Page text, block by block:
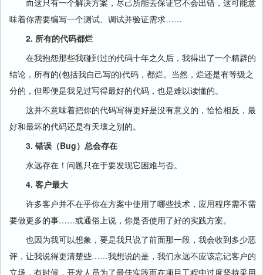
而这只有一个解决方案，尽己所能去保证它不会出错，这可能意
味着你需要编写一个测试、调试并验证需求……
2. 所有的代码都烂
在我抱怨那些我碰到过的代码十年之久后，我得出了一个精辟的
结论，所有的(包括我自己写的)代码，都烂。当然，烂还是有等级之
分的，但即便是我见过写得最好的代码，也是难以读懂的。
这并不意味着把你的代码写得更好是没有意义的，恰恰相反，最
好和最坏的代码还是有天壤之别的。
3. 错误（Bug）总会存在
永远存在！问题只在于要发现它困难与否。
4. 客户最大
许多客户并不在乎你在方案中使用了哪些技术，应用程序需不需
要做更多的事……或通俗上说，你是否使用了好的实践方案。
也因为我可以想象，要是我只说了前面那一段，我会收到多少恶
评，让我说得更清楚些……我想说的是，我们永远不应该忘记客户的
立场，有时候，开发人员为了最佳实践而在项目工程中过度坚持采用